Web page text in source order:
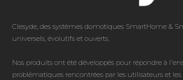
Clesyde, des systèmes domotiques SmartHome &
universels, évolutifs et ouverts.
Nos produits ont été développés pour répondre à
problématiques rencontrées par les utilisateurs et